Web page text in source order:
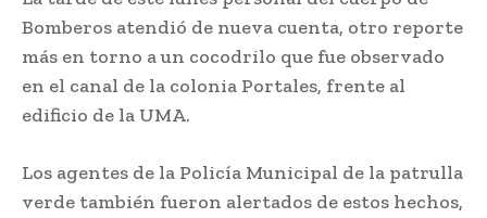
Bomberos atendió de nueva cuenta, otro reporte
más en torno a un cocodrilo que fue observado
en el canal de la colonia Portales, frente al
edificio de la UMA.
Los agentes de la Policía Municipal de la patrulla
verde también fueron alertados de estos hechos,